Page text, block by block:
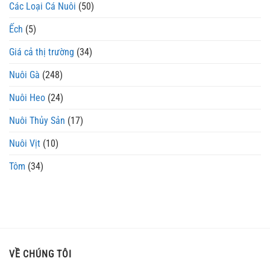
Các Loại Cá Nuôi (50)
Ếch (5)
Giá cả thị trường (34)
Nuôi Gà (248)
Nuôi Heo (24)
Nuôi Thủy Sản (17)
Nuôi Vịt (10)
Tôm (34)
VỀ CHÚNG TÔI